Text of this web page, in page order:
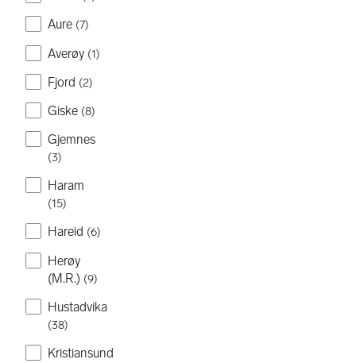
Aure (7)
Averøy (1)
Fjord (2)
Giske (8)
Gjemnes
(3)
Haram
(15)
Hareid (6)
Herøy
(M.R.) (9)
Hustadvika
(38)
Kristiansund